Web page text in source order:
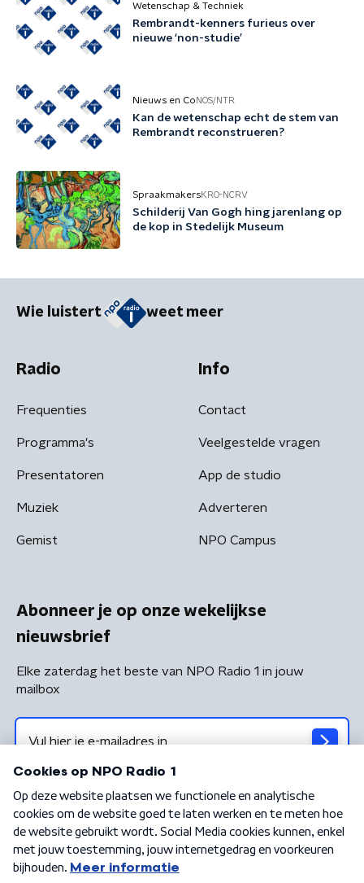
Wetenschap & Techniek
Rembrandt-kenners furieus over
nieuwe ‘non-studie’
Nieuws en Co NOS/NTR
Kan de wetenschap echt de stem van
Rembrandt reconstrueren?
SpraakmakersKRO-NCRV
Schilderij Van Gogh hing jarenlang op
de kop in Stedelijk Museum
Wie luistert weet meer
Radio
Frequenties
Programma's
Presentatoren
Muziek
Gemist
Info
Contact
Veelgestelde vragen
App de studio
Adverteren
NPO Campus
Abonneer je op onze wekelijkse
nieuwsbrief
Elke zaterdag het beste van NPO Radio 1 in jouw
mailbox
Algemene voorwaarden